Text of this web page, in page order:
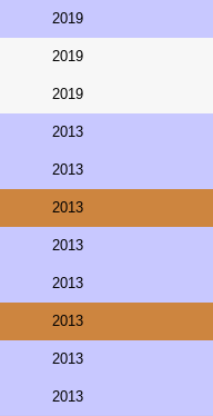
2019
2019
2019
2013
2013
2013
2013
2013
2013
2013
2013